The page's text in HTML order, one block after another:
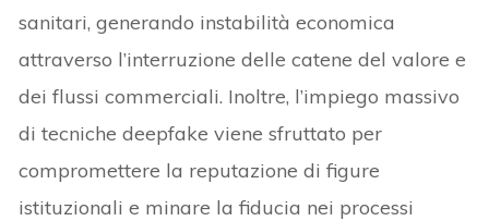
sanitari, generando instabilità economica
attraverso l’interruzione delle catene del valore e
dei flussi commerciali. Inoltre, l’impiego massivo
di tecniche deepfake viene sfruttato per
compromettere la reputazione di figure
istituzionali e minare la fiducia nei processi